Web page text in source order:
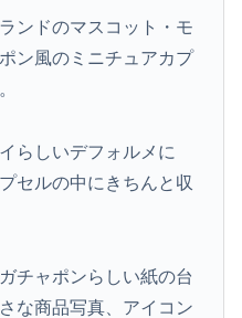
ンドのマスコット・モ
ン風のミニチュアカプ
らしいデフォルメに
セルの中にきちんと収
チャポンらしい紙の台
な商品写真、アイコン